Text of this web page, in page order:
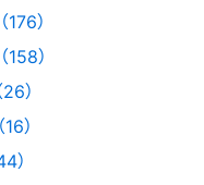
）
）
）
）
）